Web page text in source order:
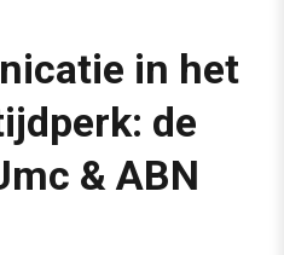
tijdperk: de lessen van
in het
de
& ABN